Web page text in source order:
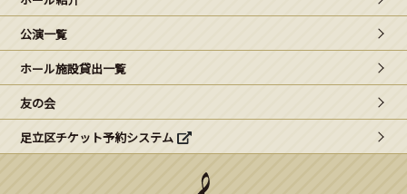
こどもみーてぃんぐ
Gがくえん
ブランドからのお知らせ
公演一覧
ホール施設貸出一覧
友の会
足立区チケット予約システム